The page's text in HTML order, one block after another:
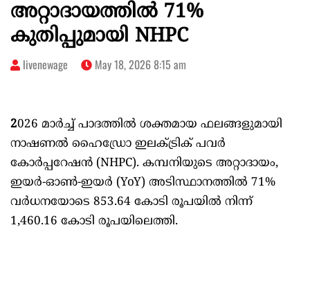
അറ്റാദായത്തിൽ 71%
കുതിപ്പുമായി NHPC
livenewage May 18, 2026 8:15 am
2026 മാർച്ച് പാദത്തിൽ ശക്തമായ ഫലങ്ങളുമായി
നാഷണൽ ഹൈഡ്രോ ഇലക്ട്രിക് പവർ
കോർപ്പറേഷൻ (NHPC). കമ്പനിയുടെ അറ്റാദായം,
ഇയർ-ഓൺ-ഇയർ (YoY) അടിസ്ഥാനത്തിൽ 71%
വർധനയോടെ 853.64 കോടി രൂപയിൽ നിന്ന്
1,460.16 കോടി രൂപയിലെത്തി.